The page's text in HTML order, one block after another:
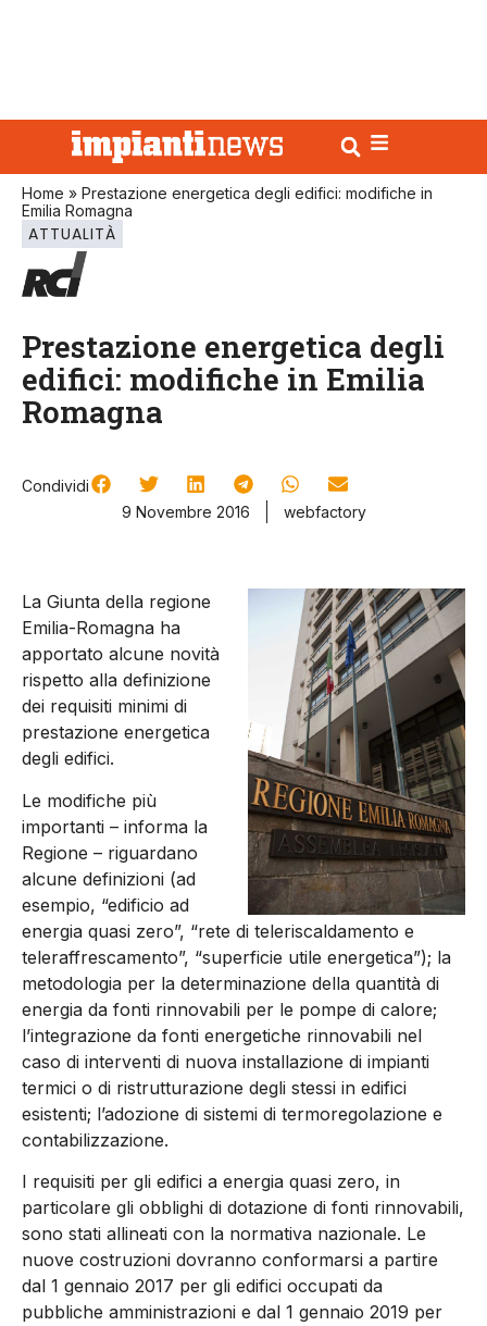
Home » Prestazione energetica degli edifici: modifiche in
Emilia Romagna
ATTUALITÀ
Prestazione energetica degli
edifici: modifiche in Emilia
Romagna
Condividi
9 Novembre 2016
webfactory
La Giunta della regione
Emilia-Romagna ha
apportato alcune novità
rispetto alla definizione
dei requisiti minimi di
prestazione energetica
degli edifici.
Le modifiche più
importanti – informa la
Regione – riguardano
alcune definizioni (ad
esempio, “edificio ad
energia quasi zero”, “rete di teleriscaldamento e
teleraffrescamento”, “superficie utile energetica”); la
metodologia per la determinazione della quantità di
energia da fonti rinnovabili per le pompe di calore;
l’integrazione da fonti energetiche rinnovabili nel
caso di interventi di nuova installazione di impianti
termici o di ristrutturazione degli stessi in edifici
esistenti; l’adozione di sistemi di termoregolazione e
contabilizzazione.
I requisiti per gli edifici a energia quasi zero, in
particolare gli obblighi di dotazione di fonti rinnovabili,
sono stati allineati con la normativa nazionale. Le
nuove costruzioni dovranno conformarsi a partire
dal 1 gennaio 2017 per gli edifici occupati da
pubbliche amministrazioni e dal 1 gennaio 2019 per